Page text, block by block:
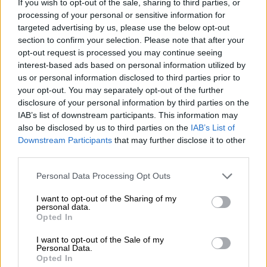
If you wish to opt-out of the sale, sharing to third parties, or
processing of your personal or sensitive information for
targeted advertising by us, please use the below opt-out
section to confirm your selection. Please note that after your
opt-out request is processed you may continue seeing
interest-based ads based on personal information utilized by
us or personal information disclosed to third parties prior to
your opt-out. You may separately opt-out of the further
disclosure of your personal information by third parties on the
IAB’s list of downstream participants. This information may
also be disclosed by us to third parties on the IAB’s List of
Downstream Participants that may further disclose it to other
Please note that this website/app uses one or more Google
not limited to your visit or usage behaviour. You may click to
grant or deny consent to Google and its third-party tags to
use your data for below specified purposes in below Google
consent section.
Personal Data Processing Opt Outs
I want to opt-out of the Sharing of my
personal data.
Opted In
I want to opt-out of the Sale of my
Personal Data.
Opted In
Ενδεικτικό είναι, σύμφωνα με τα επίσημα
στοιχεία του υπουργείου Υγείας, ότιτο
πρώτο Κέντρο Υγείας για συνταγογράφηση
στο Λεκανοπέδιο, είναι αυτό της Πλατείας
Αττικής. Το 2025, οι επισκέψεις για
συνταγογράφηση έφθασαν τις 54.197.
Στηδεύτερη θέση βρίσκεται το Κέντρο
Υγείας Νέας Μάκρηςτο οποίο επέλεξαν
33.291 ασθενείς για να λάβουν την
απαραίτητη συνταγή τους. Τρίτο στη σειρά
επισκέψεις την περσινή χρονιά. Ακολουθεί
αυτό του Αμαρουσίου
ενώ την πεντάδα ολοκληρώνει το κέντρο
υγείας της Δάφνης
με 25.810 πολίτες να το